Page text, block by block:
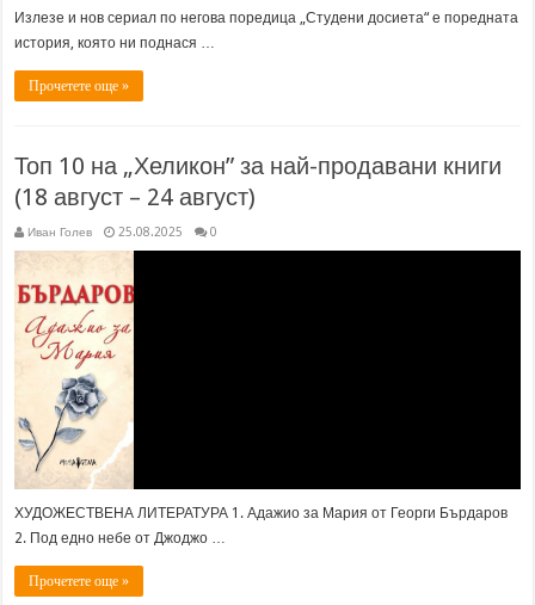
Излезе и нов сериал по негова поредица „Студени досиета“ е поредната
история, която ни поднася …
Прочетете още »
Топ 10 на „Хеликон” за най-продавани книги
(18 август – 24 август)
Иван Голев 25.08.2025 0
ХУДОЖЕСТВЕНА ЛИТЕРАТУРА 1. Адажио за Мария от Георги Бърдаров
2. Под едно небе от Джоджо …
Прочетете още »